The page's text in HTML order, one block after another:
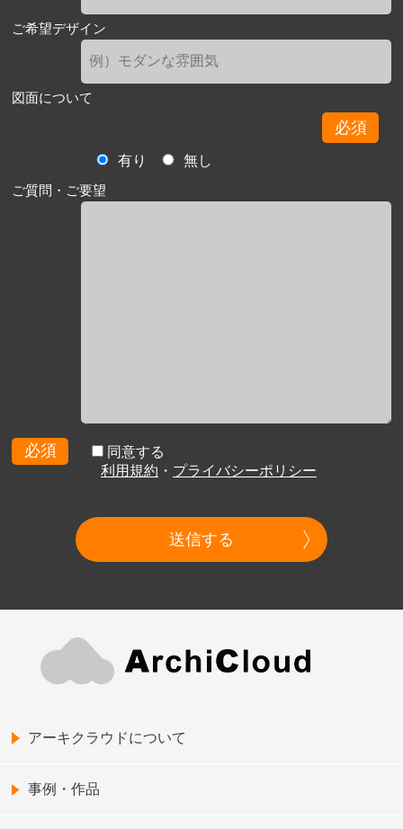
ご希望デザイン
図面について
必須
有り
無し
ご質問・ご要望
必須
同意する
利用規約 ・ プライバシーポリシー
送信する
アーキクラウドについて
事例・作品